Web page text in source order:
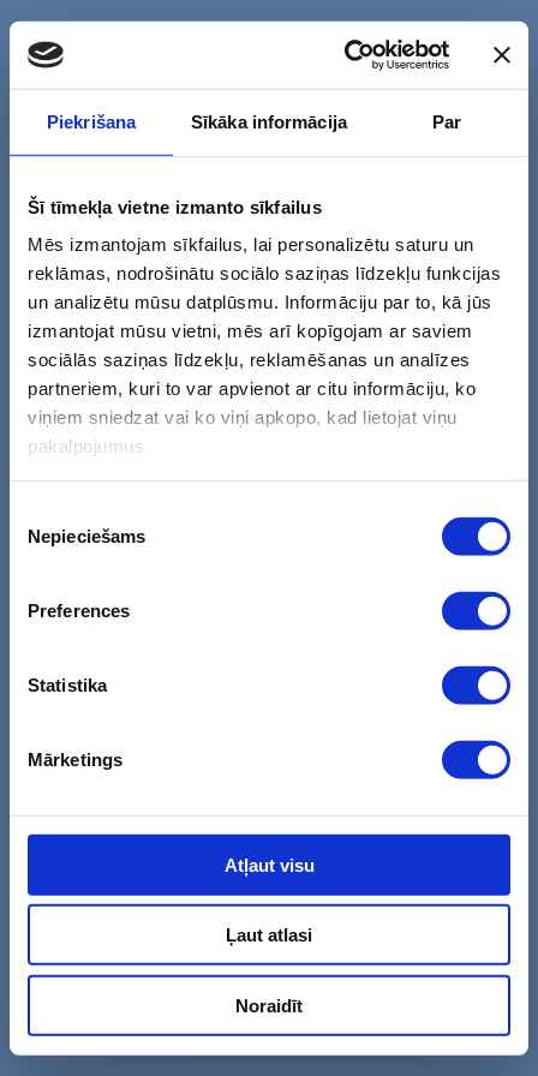
Piekrišana Sīkāka informācija Par
Šī tīmekļa vietne izmanto sīkfailus
Mēs izmantojam sīkfailus, lai personalizētu saturu un
reklāmas, nodrošinātu sociālo saziņas līdzekļu funkcijas
un analizētu mūsu datplūsmu. Informāciju par to, kā jūs
izmantojat mūsu vietni, mēs arī kopīgojam ar saviem
sociālās saziņas līdzekļu, reklamēšanas un analīzes
partneriem, kuri to var apvienot ar citu informāciju, ko
viņiem sniedzat vai ko viņi apkopo, kad lietojat viņu
pakalpojumus.
izvēle
Nepieciešams
Preferences
Statistika
Mārketings
Atļaut visu
Ļaut atlasi
Noraidīt
Kurā pilsētā vēlaties apmeklēt klīniku?
Rīga & Mārupe
+371 27903903
Waze